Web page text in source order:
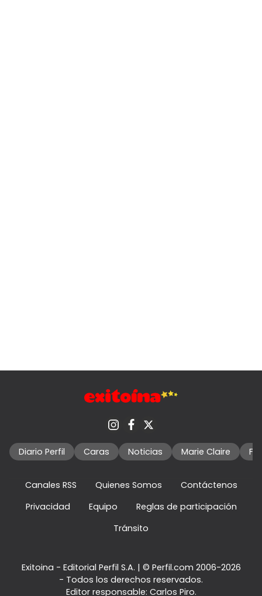
Diario Perfil Caras Noticias Marie Claire
Canales RSS Quienes Somos
Contáctenos
Privacidad
Equipo
Reglas de participación
Tránsito
Exitoina - Editorial Perfil S.A. | © Perfil.com 2006-2026
- Todos los derechos reservados.
Editor responsable: Carlos Piro.